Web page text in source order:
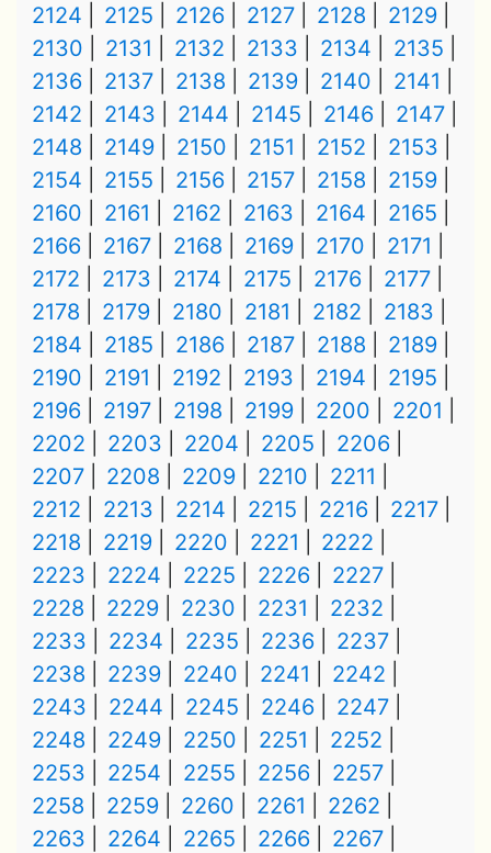
2124 2125 2126 2127 2128
2129
2130
2131 2132 2133 2134
2135
2136
2137 2138 2139 2140
2141
2142
2143 2144 2145 2146
2147
2148
2149 2150 2151 2152
2153
2154
2155 2156 2157 2158
2159
2160
2161 2162 2163 2164
2165
2166
2167 2168 2169 2170
2171
2172
2173 2174 2175 2176
2177
2178
2179 2180 2181 2182
2183
2184
2185 2186 2187 2188
2189
2190
2191 2192 2193 2194
2195
2196
2197 2198 2199 2200
2201
2202
2203 2204 2205
2206
2207
2208 2209 2210
2211
2212
2213 2214 2215 2216
2217
2218
2219 2220 2221
2222
2223
2224 2225 2226
2227
2228
2229 2230 2231
2232
2233
2234 2235 2236
2237
2238
2239 2240 2241
2242
2243
2244 2245 2246
2247
2248
2249 2250 2251
2252
2253
2254 2255 2256
2257
2258
2259 2260 2261
2262
2263
2264 2265 2266
2267